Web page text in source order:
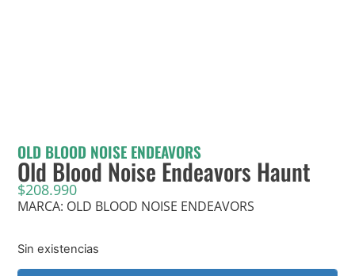
OLD BLOOD NOISE ENDEAVORS
Old Blood Noise Endeavors Haunt
$208.990
MARCA: OLD BLOOD NOISE ENDEAVORS
Sin existencias